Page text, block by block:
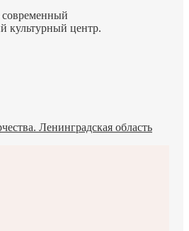
культурный центр.